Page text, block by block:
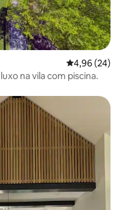
4,96 de uma
4,96 (24)
na vila com piscina.
hóspedes